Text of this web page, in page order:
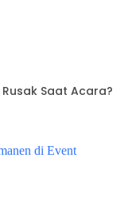
Saat Acara?